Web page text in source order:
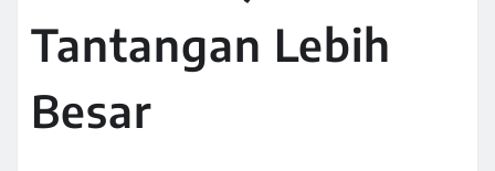
Tantangan Lebih
Besar